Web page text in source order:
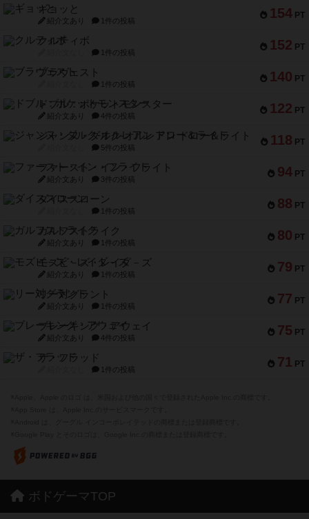
154 PT
ギョッと
紹介文あり 1件の投稿
152 PT
クルティボ
1件の投稿
140 PT
ブラヴェスト
1件の投稿
122 PT
ドブル：ポケットモンスター
紹介文あり 4件の投稿
118 PT
ジャンヌ・ダルク-オルレアン ドロー＆ライト
5件の投稿
94 PT
ファースト・イン・フライト
紹介文あり 3件の投稿
88 PT
ダイススローン
1件の投稿
80 PT
ガルフストライク
紹介文あり 1件の投稿
79 PT
モズビ－ズ・レイダ－ズ
紹介文あり 1件の投稿
77 PT
リー対グラント
紹介文あり 1件の投稿
75 PT
ブレーキング・アウェイ
紹介文あり 4件の投稿
71 PT
ザ・フラッド
1件の投稿
ボドゲーマTOP